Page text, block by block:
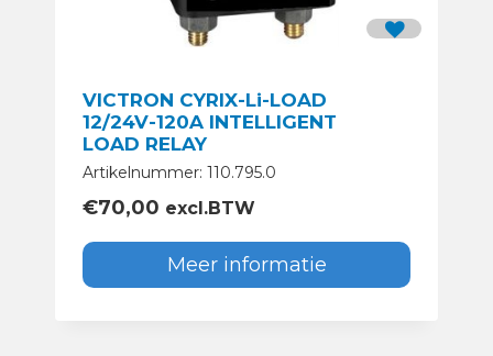
VICTRON CYRIX-Li-LOAD
12/24V-120A INTELLIGENT
LOAD RELAY
Artikelnummer: 110.795.0
€70,00 excl.BTW
Meer informatie